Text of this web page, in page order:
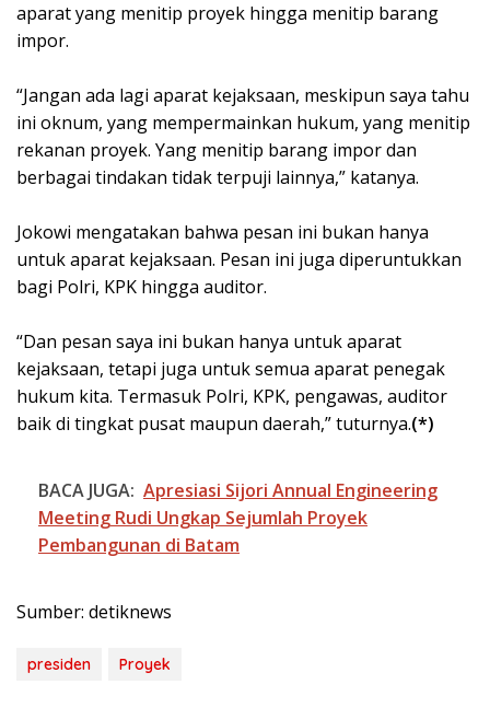
aparat yang menitip proyek hingga menitip barang
impor.
“Jangan ada lagi aparat kejaksaan, meskipun saya tahu
ini oknum, yang mempermainkan hukum, yang menitip
rekanan proyek. Yang menitip barang impor dan
berbagai tindakan tidak terpuji lainnya,” katanya.
Jokowi mengatakan bahwa pesan ini bukan hanya
untuk aparat kejaksaan. Pesan ini juga diperuntukkan
bagi Polri, KPK hingga auditor.
“Dan pesan saya ini bukan hanya untuk aparat
kejaksaan, tetapi juga untuk semua aparat penegak
hukum kita. Termasuk Polri, KPK, pengawas, auditor
baik di tingkat pusat maupun daerah,” tuturnya.(*)
BACA JUGA: Apresiasi Sijori Annual Engineering
Meeting Rudi Ungkap Sejumlah Proyek
Pembangunan di Batam
Sumber: detiknews
presiden Proyek